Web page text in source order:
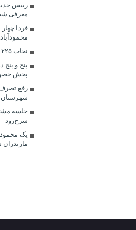
رییس
معرفی
نجات ۲۲۵ نفر از امواج مرگبار خزر
پنج و
بخش
شهرستان
جلسه
سرخ‌رود
یک